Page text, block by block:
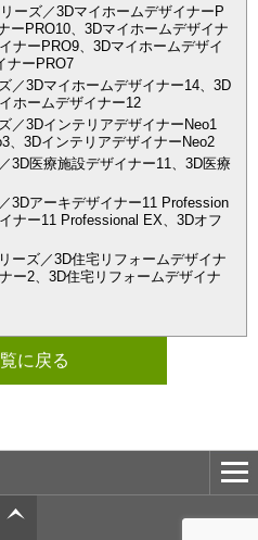
ーズ／3DマイホームデザイナーP
ーPRO10、3Dマイホームデザイナ
ナーPRO9、3Dマイホームデザイ
ナーPRO7
／3Dマイホームデザイナー14、3D
ホームデザイナー12
／3DインテリアデザイナーNeo1
、3DインテリアデザイナーNeo2
3D医療施設デザイナー11、3D医療
3Dアーキデザイナー11 Profession
ナー11 Professional EX、3Dオフ
ーズ／3D住宅リフォームデザイナ
ー2、3D住宅リフォームデザイナ
に戻る